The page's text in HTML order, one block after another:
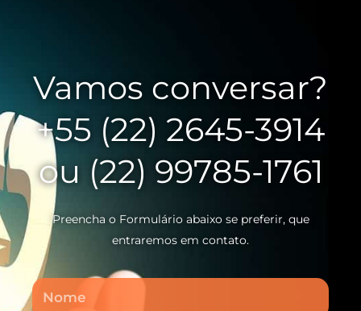
Vamos conversar?
+55 (22) 2645-3914
ou (22) 99785-1761
Preencha o Formulário abaixo se preferir, que
entraremos em contato.
Nome